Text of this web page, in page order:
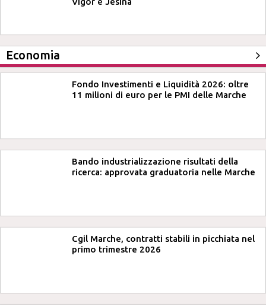
Economia
Fondo Investimenti e Liquidità 2026: oltre
11 milioni di euro per le PMI delle Marche
Bando industrializzazione risultati della
ricerca: approvata graduatoria nelle Marche
Cgil Marche, contratti stabili in picchiata nel
primo trimestre 2026